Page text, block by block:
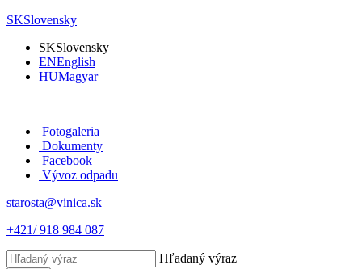
SKSlovensky
SKSlovensky
ENEnglish
HUMagyar
Fotogaleria
Dokumenty
Facebook
Vývoz odpadu
starosta@vinica.sk
+421/ 918 984 087
Hľadaný výraz